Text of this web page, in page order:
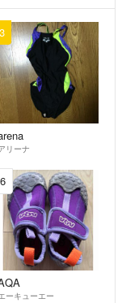
3
リーナ
6
ーキューエー